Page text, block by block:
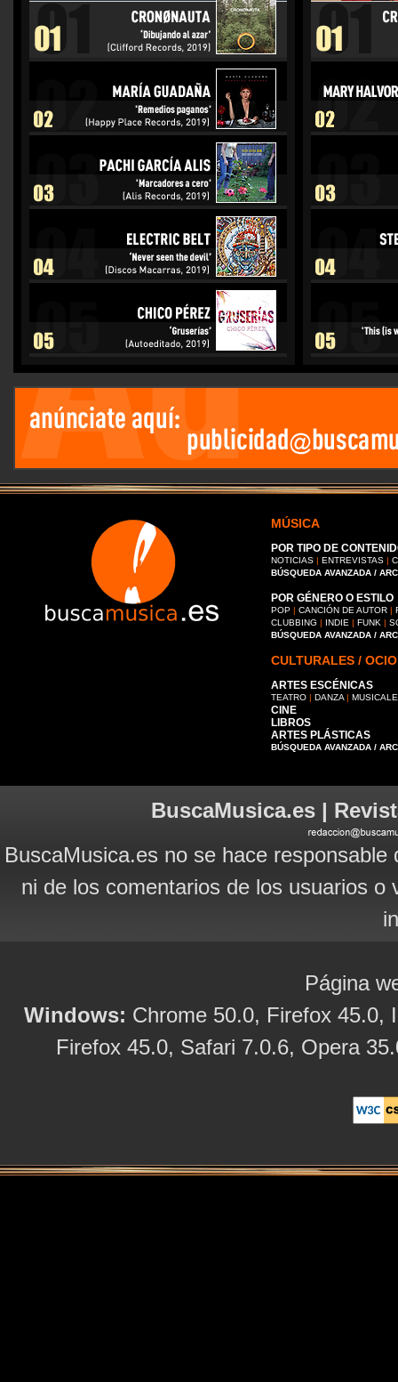
MÚSICA
POR TIPO DE
NOTICIAS | ENTREVISTAS |
BÚSQUEDA AVANZADA /
POR GÉNERO O ESTILO
POP | CANCIÓN DE AUTOR |
CLUBBING | INDIE | FUNK |
BÚSQUEDA AVANZADA /
CULTURALES / OCIO
ARTES ESCÉNICAS
TEATRO | DANZA |
CINE
LIBROS
ARTES PLÁSTICAS
BÚSQUEDA AVANZADA /
BuscaMusica.es |
BuscaMusica.es no se hace
ni de los comentarios de los usuarios
Página
Windows: Chrome 50.0, Firefox 45.0,
Firefox 45.0, Safari 7.0.6, Opera